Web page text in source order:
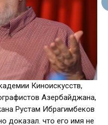
Киноискусств,
Азербайджана,
Рустам Ибрагимбеков
доказал. что его имя не